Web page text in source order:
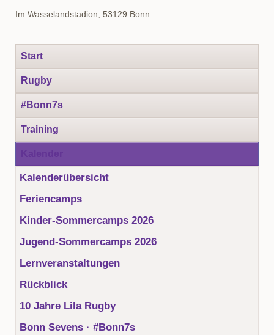
Im Wasselandstadion, 53129 Bonn.
überspringen
Start
Rugby
#Bonn7s
Training
Kalenderübersicht
Feriencamps
Kinder-Sommercamps 2026
Jugend-Sommercamps 2026
Lernveranstaltungen
Rückblick
10 Jahre Lila Rugby
Bonn Sevens · #Bonn7s